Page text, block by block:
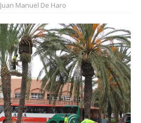
Juan Manuel De Haro